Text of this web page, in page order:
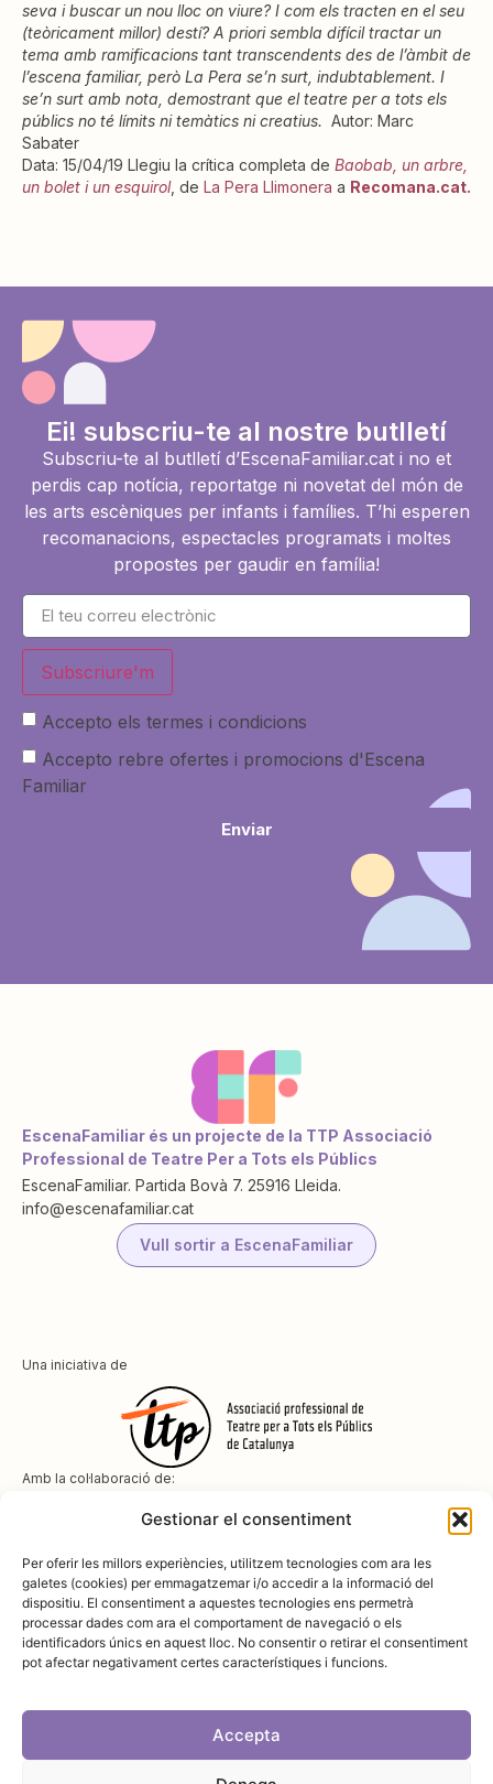
Gestionar el consentiment
Per oferir les millors experiències, utilitzem tecnologies com ara les
galetes (cookies) per emmagatzemar i/o accedir a la informació del
dispositiu. El consentiment a aquestes tecnologies ens permetrà
processar dades com ara el comportament de navegació o els
identificadors únics en aquest lloc. No consentir o retirar el consentiment
pot afectar negativament certes característiques i funcions.
Accepta
seva i buscar un nou lloc on viure? I com els tracten en el seu
(teòricament millor) destí? A priori sembla difícil tractar un
tema amb ramificacions tant transcendents des de l’àmbit de
l’escena familiar, però La Pera se’n surt, indubtablement. I
se’n surt amb nota, demostrant que el teatre per a tots els
públics no té límits ni temàtics ni creatius. Autor: Marc
Sabater
Data: 15/04/19 Llegiu la crítica completa de Baobab, un arbre,
un bolet i un esquirol, de La Pera Llimonera a Recomana.cat.
Ei! subscriu-te al nostre butlletí
Subscriu-te al butlletí d’EscenaFamiliar.cat i no et
perdis cap notícia, reportatge ni novetat del món de
les arts escèniques per infants i famílies. T’hi esperen
recomanacions, espectacles programats i moltes
propostes per gaudir en família!
Subscriure'm
Accepto els termes i condicions
Accepto rebre ofertes i promocions d'Escena
Familiar
Enviar
EscenaFamiliar és un projecte de la TTP Associació
Professional de Teatre Per a Tots els Públics
EscenaFamiliar. Partida Bovà 7. 25916 Lleida.
info@escenafamiliar.cat
Vull sortir a EscenaFamiliar
Una iniciativa de
Amb la col·laboració de:
Amb el suport de